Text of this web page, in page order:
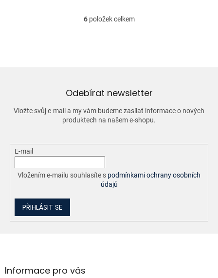
O
p
r
v
k
v
i
s
u
6položek celkem
Odebírat newsletter
Vložte svůj e-mail a my vám budeme zasílat informace o nových
produktech na našem e-shopu.
E-mail
Vložením e-mailu souhlasíte s podmínkami ochrany osobních
údajů
PŘIHLÁSIT SE
aInformace pro vás